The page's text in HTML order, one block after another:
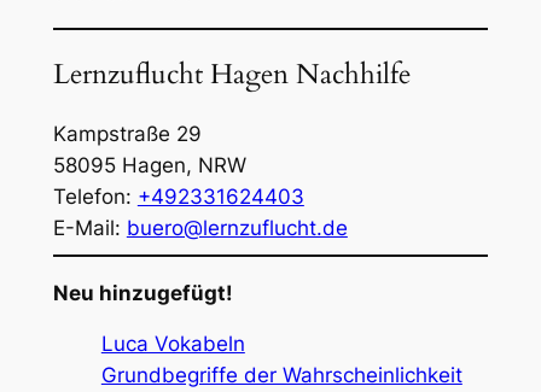
Lernzuflucht Hagen Nachhilfe
Kampstraße 29
58095Hagen, NRW
Telefon: +492331624403
E-Mail: buero@lernzuflucht.de
Neu hinzugefügt!
Luca Vokabeln
Grundbegriffe der Wahrscheinlichkeit